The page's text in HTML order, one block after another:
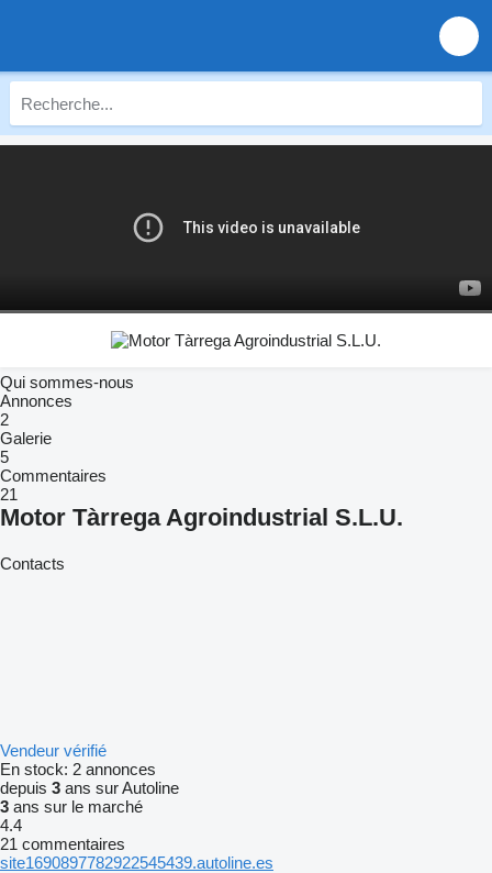
Qui sommes-nous
Annonces
2
Galerie
5
Commentaires
21
Motor Tàrrega Agroindustrial S.L.U.
Contacts
Vendeur vérifié
En stock: 2 annonces
depuis 3 ans sur Autoline
3 ans sur le marché
4.4
21 commentaires
site1690897782922545439.autoline.es